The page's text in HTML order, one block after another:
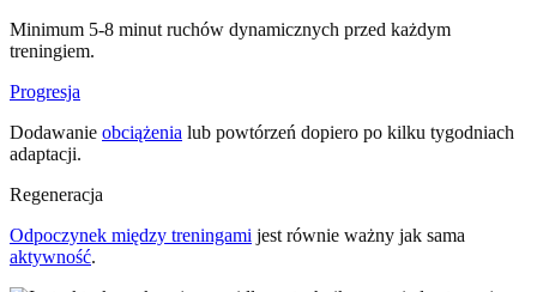
Minimum 5-8 minut ruchów dynamicznych przed każdym
treningiem.
Progresja
Dodawanie obciążenia lub powtórzeń dopiero po kilku tygodniach
adaptacji.
Regeneracja
Odpoczynek między treningami jest równie ważny jak sama
aktywność.